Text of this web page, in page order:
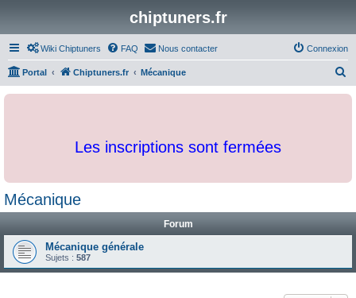
chiptuners.fr
Wiki Chiptuners FAQ Nous contacter Connexion
Portal Chiptuners.fr Mécanique
c
Les inscriptions sont fermées
Mécanique
Forum
Mécanique générale
Sujets : 587